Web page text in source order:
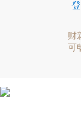
财
可